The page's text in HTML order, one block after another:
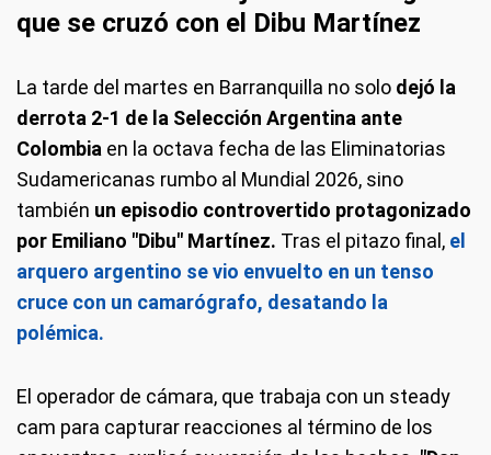
que se cruzó con el Dibu Martínez
La tarde del martes en Barranquilla no solo dejó la
derrota 2-1 de la Selección Argentina ante
Colombia en la octava fecha de las Eliminatorias
Sudamericanas rumbo al Mundial 2026, sino
también un episodio controvertido protagonizado
por Emiliano "Dibu" Martínez. Tras el pitazo final, el
arquero argentino se vio envuelto en un tenso
cruce con un camarógrafo, desatando la
polémica.
El operador de cámara, que trabaja con un steady
cam para capturar reacciones al término de los